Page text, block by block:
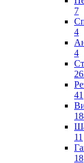
7
4
4
41
11
18